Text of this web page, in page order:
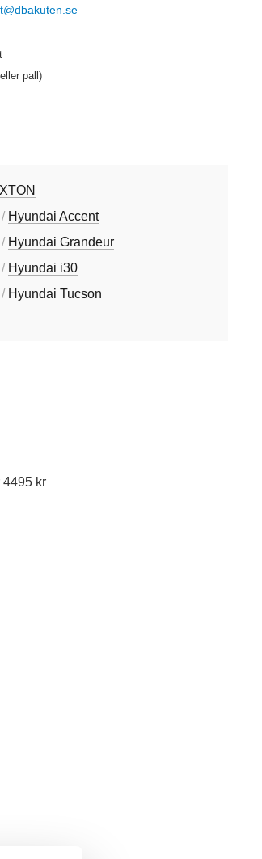
pall)
/ Hyundai Accent
/ Hyundai Grandeur
/ Hyundai i30
/ Hyundai Tucson
4495 kr